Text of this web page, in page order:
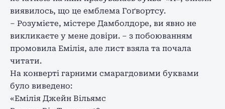
виявилось, що це емблема Гоґвортсу.
– Розумієте, містере Дамболдоре, ви явно не
викликаєте у мене довіри. – з побоюванням
промовила Емілія, але лист взяла та почала
читати.
На конверті гарними смарагдовими буквами
було виведено:
«Емілія Джейн Вільямс